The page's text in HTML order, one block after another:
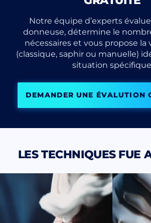
Notre équipe d’experts
donneuse, détermine le
nécessaires et vous propose la
(classique, saphir ou manuelle)
situation
DEMANDER UNE ÉVALUTION
LES TECHNIQUES FUE